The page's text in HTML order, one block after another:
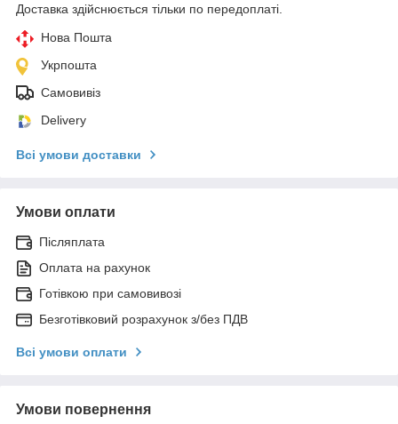
Доставка здійснюється тільки по передоплаті.
Нова Пошта
Укрпошта
Самовивіз
Delivery
Всі умови доставки
Умови оплати
Післяплата
Оплата на рахунок
Готівкою при самовивозі
Безготівковий розрахунок з/без ПДВ
Всі умови оплати
Умови повернення